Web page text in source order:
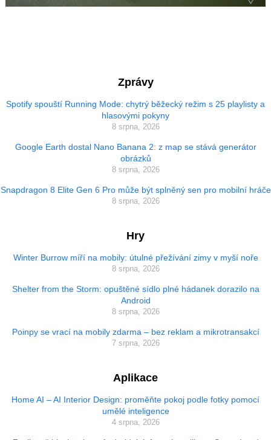
Zprávy
Spotify spouští Running Mode: chytrý běžecký režim s 25 playlisty a
hlasovými pokyny
8 srpna, 2026
Google Earth dostal Nano Banana 2: z map se stává generátor
obrázků
8 srpna, 2026
Snapdragon 8 Elite Gen 6 Pro může být splněný sen pro mobilní hráče
8 srpna, 2026
Hry
Winter Burrow míří na mobily: útulné přežívání zimy v myší noře
8 srpna, 2026
Shelter from the Storm: opuštěné sídlo plné hádanek dorazilo na
Android
8 srpna, 2026
Poinpy se vrací na mobily zdarma – bez reklam a mikrotransakcí
7 srpna, 2026
Aplikace
Home AI – AI Interior Design: proměňte pokoj podle fotky pomocí
umělé inteligence
4 srpna, 2026